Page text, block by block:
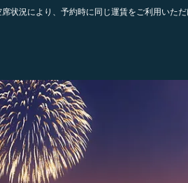
状況により、予約時に同じ運賃をご利用い